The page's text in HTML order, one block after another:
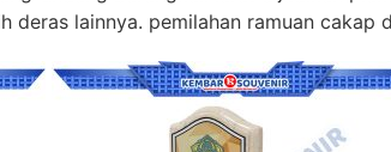
deras lainnya. pemilahan ramuan cakap